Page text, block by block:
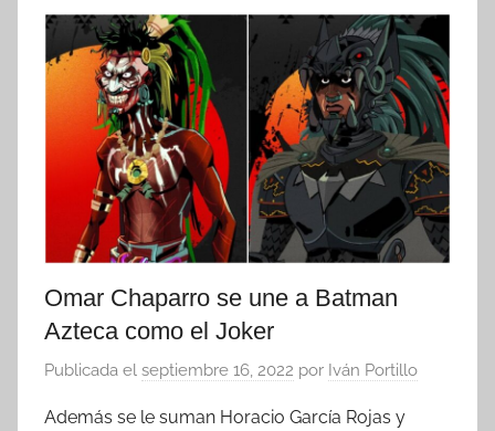
Omar Chaparro se une a Batman
Azteca como el Joker
Publicada el septiembre 16, 2022 por Iván Portillo
Además se le suman Horacio García Rojas y